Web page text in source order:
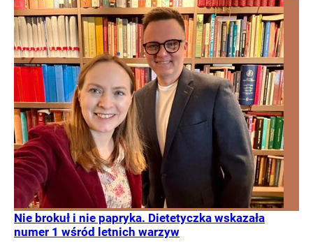
Nie brokuł i nie papryka. Dietetyczka wskazała
numer 1 wśród letnich warzyw